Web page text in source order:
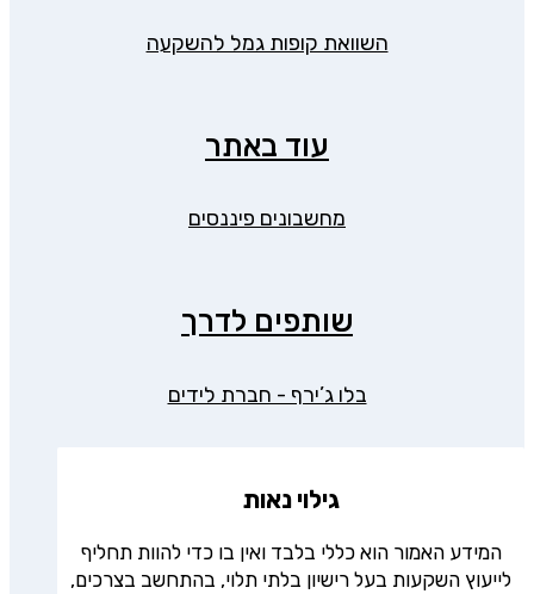
השוואת קופות גמל להשקעה
עוד באתר
מחשבונים פיננסים
שותפים לדרך
בלו ג’ירף - חברת לידים
גילוי נאות
המידע האמור הוא כללי בלבד ואין בו כדי להוות תחליף
לייעוץ השקעות בעל רישיון בלתי תלוי, בהתחשב בצרכים,